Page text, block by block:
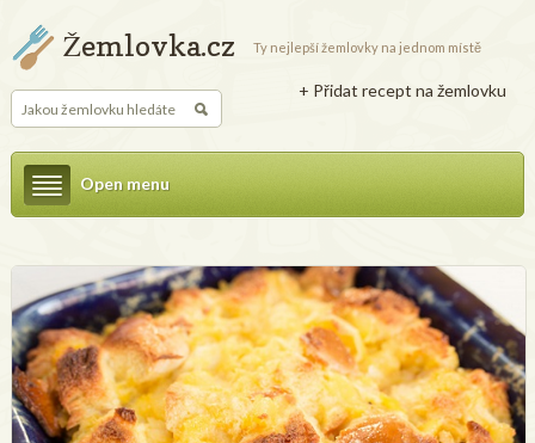
Žemlovka.cz Ty nejlepší žemlovky na jednom místě
+ Přidat recept na žemlovku
Open menu